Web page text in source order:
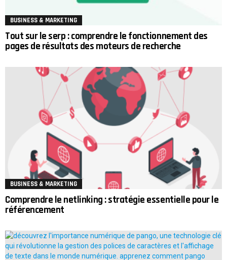
BUSINESS & MARKETING
Tout sur le serp : comprendre le fonctionnement des
pages de résultats des moteurs de recherche
BUSINESS & MARKETING
Comprendre le netlinking : stratégie essentielle pour le
référencement